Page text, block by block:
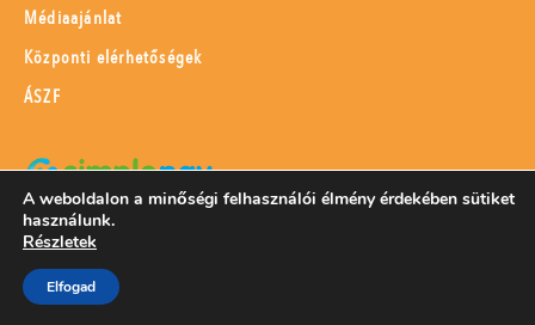
Médiaajánlat
Központi elérhetőségek
ÁSZF
SimplePay adattovábbítási nyilatkozat
A weboldalon a minőségi felhasználói élmény érdekében sütiket
használunk.
Részletek
Elfogad